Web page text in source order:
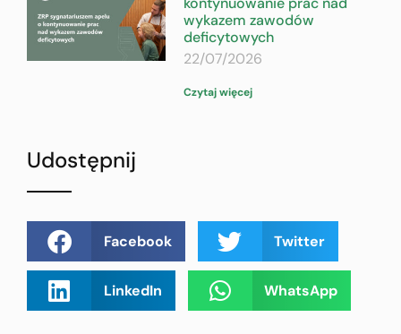
wykazem zawodów
deficytowych
22/07/2026
Czytaj więcej
Udostępnij
Facebook Twitter
LinkedIn WhatsApp